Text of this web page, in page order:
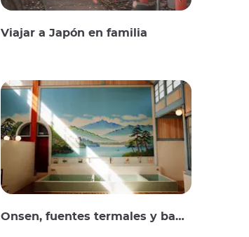
Viajar a Japón en familia
Onsen, fuentes termales y baños públicos